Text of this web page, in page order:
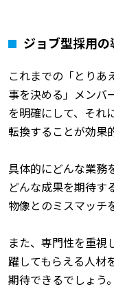
ジョブ型採用の
これまでの「とりあ
事を決める」メンバ
を明確にして、それ
転換することが効果
具体的にどんな業務
どんな成果を期待す
物像とのミスマッチ
また、専門性を重視
躍してもらえる人材
期待できるでしょう